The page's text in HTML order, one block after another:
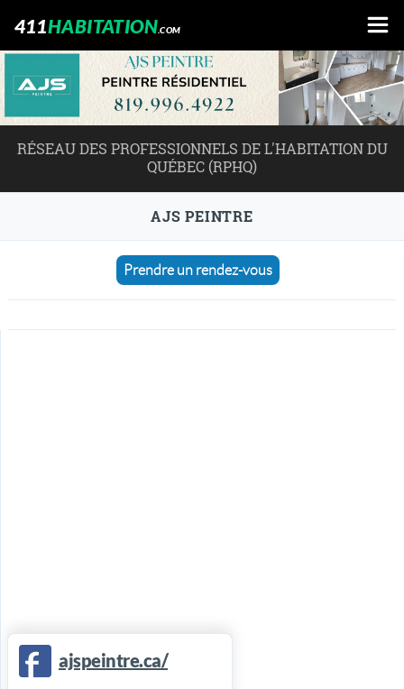
411HABITATION.COM
RÉSEAU DES PROFESSIONNELS DE L'HABITATION DU
QUÉBEC (RPHQ)
AJS PEINTRE
Prendre un rendez-vous
ajspeintre.ca/